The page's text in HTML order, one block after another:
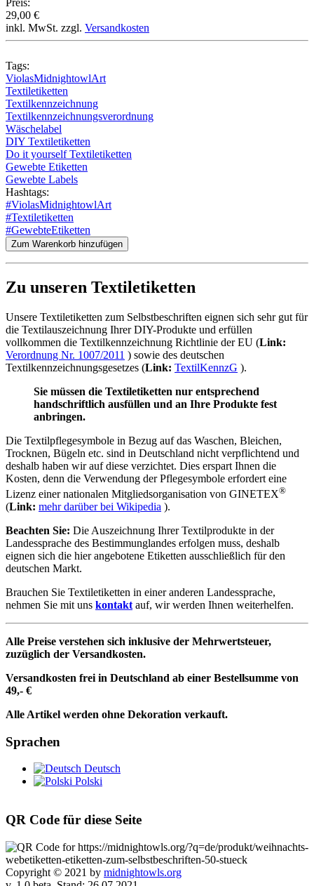
29,00 €
inkl. MwSt. zzgl. Versandkosten
Tags:
ViolasMidnightowlArt
Textiletiketten
Textilkennzeichnung
Textilkennzeichnungsverordnung
Wäschelabel
DIY Textiletiketten
Do it yourself Textiletiketten
Gewebte Etiketten
Gewebte Labels
Hashtags:
#ViolasMidnightowlArt
#Textiletiketten
#GewebteEtiketten
Zum Warenkorb hinzufügen
Zu unseren Textiletiketten
Unsere Textiletiketten zum Selbstbeschriften eignen sich sehr gut für
die Textilauszeichnung Ihrer DIY-Produkte und erfüllen
vollkommen die Textilkennzeichnung Richtlinie der EU (Link:
Verordnung Nr. 1007/2011 ) sowie des deutschen
Textilkennzeichnungsgesetzes (Link: TextilKennzG ).
Sie müssen die Textiletiketten nur entsprechend
handschriftlich ausfüllen und an Ihre Produkte fest
anbringen.
Die Textilpflegesymbole in Bezug auf das Waschen, Bleichen,
Trocknen, Bügeln etc. sind in Deutschland nicht verpflichtend und
deshalb haben wir auf diese verzichtet. Dies erspart Ihnen die
Kosten, denn die Verwendung der Pflegesymbole erfordert eine
Lizenz einer nationalen Mitgliedsorganisation von GINETEX®
(Link: mehr darüber bei Wikipedia ).
Beachten Sie: Die Auszeichnung Ihrer Textilprodukte in der
Landessprache des Bestimmunglandes erfolgen muss, deshalb
eignen sich die hier angebotene Etiketten ausschließlich für den
deutschen Markt.
Brauchen Sie Textiletiketten in einer anderen Landessprache,
nehmen Sie mit uns kontakt auf, wir werden Ihnen weiterhelfen.
Alle Preise verstehen sich inklusive der Mehrwertsteuer,
zuzüglich der Versandkosten.
Versandkosten frei in Deutschland ab einer Bestellsumme von
49,- €
Alle Artikel werden ohne Dekoration verkauft.
Sprachen
Deutsch
Polski
QR Code für diese Seite
Copyright © 2021 by midnightowls.org